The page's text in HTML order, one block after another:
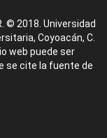
© 2018. Universidad
Coyoacán, C.
web puede ser
se cite la fuente de